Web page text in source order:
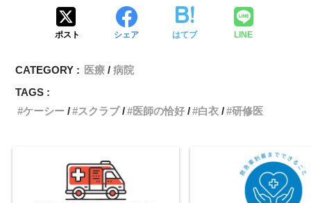
o
t
e
e
L
ポスト シェア はてブ LINE
CATEGORY : 医療
病院
TAGS :
ケーシー
スクラブ 医師の恰好 白衣 研修医